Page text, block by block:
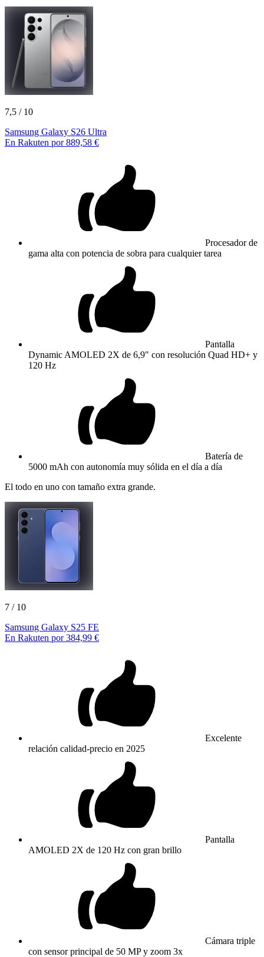
7,5 / 10
Samsung Galaxy S26 Ultra
En Rakuten por 889,58 €
Procesador de
gama alta con potencia de sobra para cualquier tarea
Pantalla
Dynamic AMOLED 2X de 6,9" con resolución Quad HD+ y
120 Hz
Batería de
5000 mAh con autonomía muy sólida en el día a día
El todo en uno con tamaño extra grande.
7 / 10
Samsung Galaxy S25 FE
En Rakuten por 384,99 €
Excelente
relación calidad-precio en 2025
Pantalla
AMOLED 2X de 120 Hz con gran brillo
Cámara triple
con sensor principal de 50 MP y zoom 3x